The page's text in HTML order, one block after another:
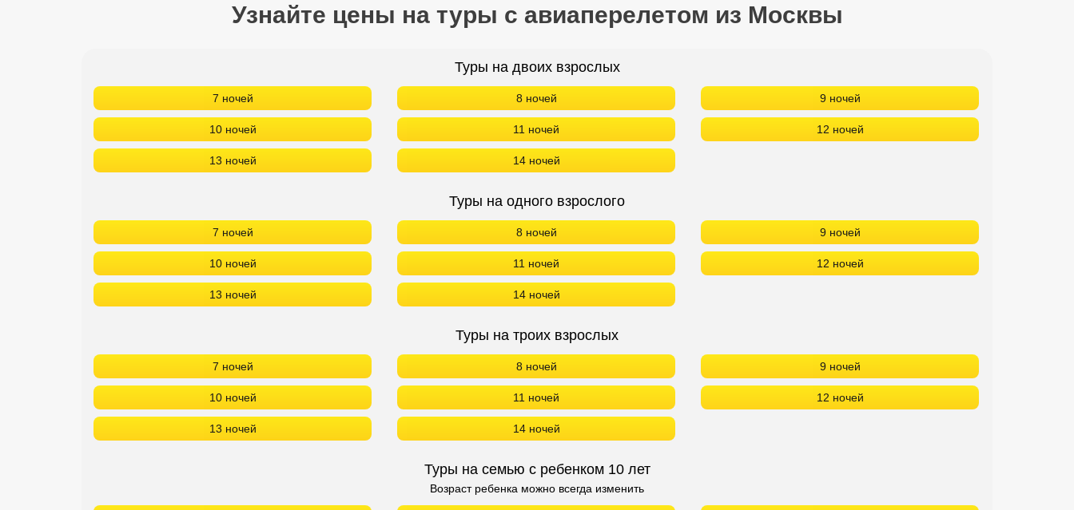
Узнайте цены на туры с авиаперелетом из Москвы
Туры на двоих взрослых
7 ночей 8 ночей 9 ночей
10 ночей 11 ночей 12 ночей
13 ночей 14 ночей
Туры на одного взрослого
7 ночей 8 ночей 9 ночей
10 ночей 11 ночей 12 ночей
13 ночей 14 ночей
Туры на троих взрослых
7 ночей 8 ночей 9 ночей
10 ночей 11 ночей 12 ночей
13 ночей 14 ночей
Туры на семью с ребенком 10 лет
Возраст ребенка можно всегда изменить
Сетевые отели Бали
Сетевые отели Сейшел
Сетевые отели Маврикия